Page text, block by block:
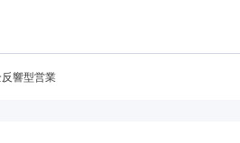
響型営業